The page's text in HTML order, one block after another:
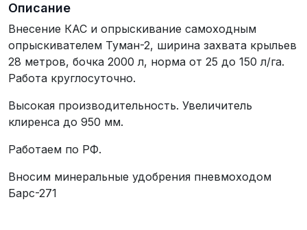
Описание
Внесение КАС и опрыскивание самоходным
опрыскивателем Туман-2, ширина захвата крыльев
28 метров, бочка 2000 л, норма от 25 до 150 л/га.
Работа круглосуточно.
Высокая производительность. Увеличитель
клиренса до 950 мм.
Работаем по РФ.
Вносим минеральные удобрения пневмоходом
Барс-271